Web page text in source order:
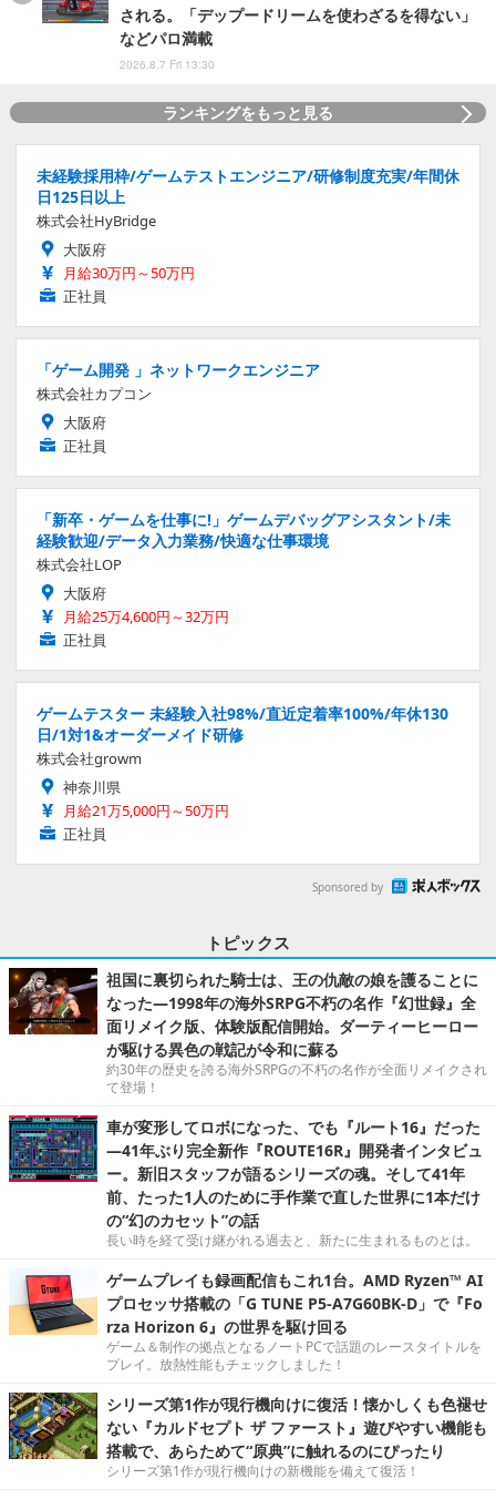
される。「デップードリームを使わざるを得ない」
などパロ満載
2026.8.7 Fri 13:30
ランキングをもっと見る
未経験採用枠/ゲームテストエンジニア/研修制度充実/年間休
日125日以上
株式会社HyBridge
大阪府
月給30万円～50万円
正社員
「ゲーム開発 」ネットワークエンジニア
株式会社カプコン
大阪府
正社員
「新卒・ゲームを仕事に!」ゲームデバッグアシスタント/未
経験歓迎/データ入力業務/快適な仕事環境
株式会社LOP
大阪府
月給25万4,600円～32万円
正社員
ゲームテスター 未経験入社98%/直近定着率100%/年休130
日/1対1&オーダーメイド研修
株式会社growm
神奈川県
月給21万5,000円～50万円
正社員
Sponsored by
トピックス
祖国に裏切られた騎士は、王の仇敵の娘を護ることに
なった―1998年の海外SRPG不朽の名作『幻世録』全
面リメイク版、体験版配信開始。ダーティーヒーロー
が駆ける異色の戦記が令和に蘇る
約30年の歴史を誇る海外SRPGの不朽の名作が全面リメイクされ
て登場！
車が変形してロボになった、でも『ルート16』だった
―41年ぶり完全新作『ROUTE16R』開発者インタビュ
ー。新旧スタッフが語るシリーズの魂。そして41年
前、たった1人のために手作業で直した世界に1本だけ
の“幻のカセット”の話
長い時を経て受け継がれる過去と、新たに生まれるものとは。
ゲームプレイも録画配信もこれ1台。AMD Ryzen™ AI
プロセッサ搭載の「G TUNE P5-A7G60BK-D」で『Fo
rza Horizon 6』の世界を駆け回る
ゲーム＆制作の拠点となるノートPCで話題のレースタイトルを
プレイ。放熱性能もチェックしました！
シリーズ第1作が現行機向けに復活！懐かしくも色褪せ
ない『カルドセプト ザ ファースト』遊びやすい機能も
搭載で、あらためて“原典”に触れるのにぴったり
シリーズ第1作が現行機向けの新機能を備えて復活！